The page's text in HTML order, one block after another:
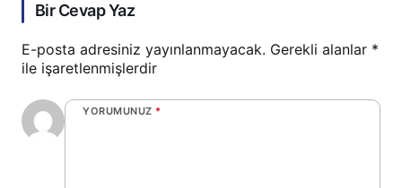
Bir Cevap Yaz
E-posta adresiniz yayınlanmayacak. Gerekli alanlar *
ile işaretlenmişlerdir
YORUMUNUZ *